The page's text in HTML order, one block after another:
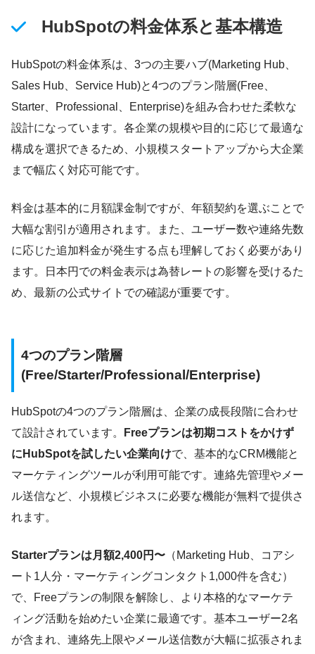
HubSpotの料金体系と基本構造
HubSpotの料金体系は、3つの主要ハブ(Marketing Hub、
Sales Hub、Service Hub)と4つのプラン階層(Free、
Starter、Professional、Enterprise)を組み合わせた柔軟な
設計になっています。各企業の規模や目的に応じて最適な
構成を選択できるため、小規模スタートアップから大企業
まで幅広く対応可能です。
料金は基本的に月額課金制ですが、年額契約を選ぶことで
大幅な割引が適用されます。また、ユーザー数や連絡先数
に応じた追加料金が発生する点も理解しておく必要があり
ます。日本円での料金表示は為替レートの影響を受けるた
め、最新の公式サイトでの確認が重要です。
4つのプラン階層
(Free/Starter/Professional/Enterprise)
HubSpotの4つのプラン階層は、企業の成長段階に合わせ
て設計されています。
Freeプランは初期コストをかけず
にHubSpotを試したい企業向けで、基本的なCRM機能と
マーケティングツールが利用可能です。連絡先管理やメー
ル送信など、小規模ビジネスに必要な機能が無料で提供さ
れます。
Starterプランは月額2,400円〜 （Marketing Hub、コアシ
ート1人分・マーケティングコンタクト1,000件を含む）
で、Freeプランの制限を解除し、より本格的なマーケテ
ィング活動を始めたい企業に最適です。基本ユーザー2名
が含まれ、連絡先上限やメール送信数が大幅に拡張されま